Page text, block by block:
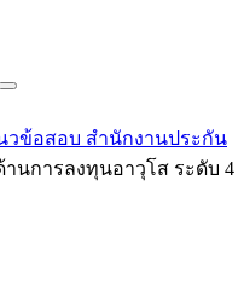
วข้อสอบ สำนักงานประกัน
นการลงทุนอาวุโส ระดับ 4